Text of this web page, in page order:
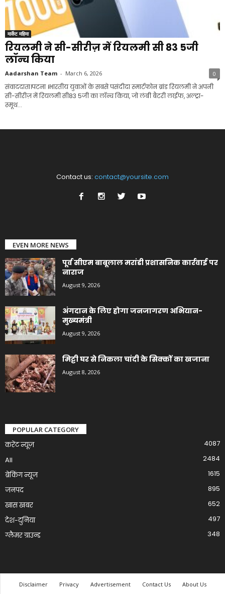
मार्केट महिमा
रियलमी ने सी-सीरीज़ में रियलमी सी 83 5जी
लॉन्च किया
Aadarshan Team - March 6, 2026 0
संवाददाता।पटना ।भारतीय युवाओं के सबसे पसंदीदा स्मार्टफोन ब्रांड रियलमी ने अपनी
सी-सीरीज़ में रियलमी सी83 5जी का लॉन्च किया, जो लंबी बैटरी लाईफ, अल्ट्रा-
स्मूथ...
Contact us: contact@yoursite.com
EVEN MORE NEWS
पूर्व सीएम बाबूलाल मरांडी प्रशासनिक कार्रवाई पर
नाराज
August 9, 2026
अंगदान के लिए होगा जनजागरण अभियान-
मुख्यमंत्री
August 9, 2026
मिट्टी घर से निकला चांदी के सिक्कों का खजाना
August 8, 2026
POPULAR CATEGORY
करेंट न्यूज़
4087
All
2484
ब्रेकिंग न्यूज
1615
जनपद
895
खास खबर
652
देश-दुनिया
497
ग्लैमर ग्राउन्ड
348
Disclaimer Privacy Advertisement Contact Us About Us